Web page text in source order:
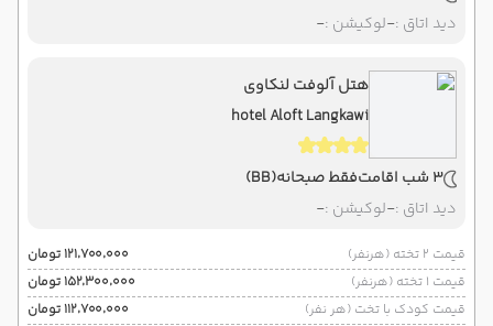
دید اتاق :-لوکیشن :-
هتل آلوفت لنکاوی
hotel Aloft Langkawi
3 شب اقامت فقط صبحانه(BB)
دید اتاق :-لوکیشن :-
قیمت 2 تخته (هرنفر)
۱۲۱٬۷۰۰٬۰۰۰ تومان
قیمت 1 تخته (هرنفر)
۱۵۲٬۳۰۰٬۰۰۰ تومان
قیمت کودک با تخت (هر نفر)
۱۱۲٬۷۰۰٬۰۰۰ تومان